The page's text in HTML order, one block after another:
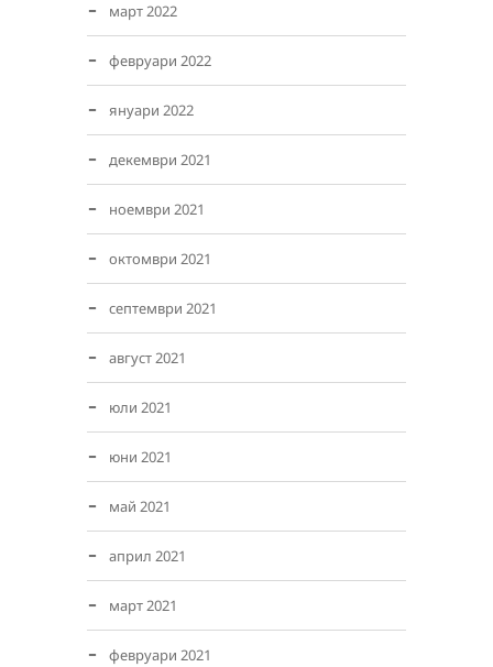
март 2022
февруари 2022
януари 2022
декември 2021
ноември 2021
октомври 2021
септември 2021
август 2021
юли 2021
юни 2021
май 2021
април 2021
март 2021
февруари 2021